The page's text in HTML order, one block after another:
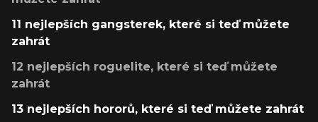
11 nejlepších gangsterek, které si teď můžete
zahrát
12 nejlepších roguelite, které si teď můžete
zahrát
13 nejlepších hororů, které si teď můžete zahrát